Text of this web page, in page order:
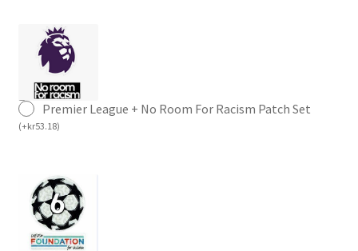
Premier League + No Room For Racism Patch Set
(+kr53.18)